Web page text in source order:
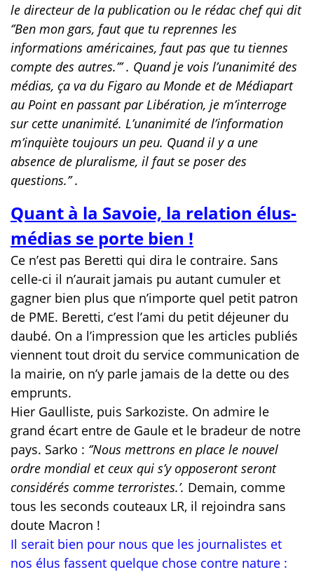
le directeur de la publication ou le rédac chef qui dit
‘’Ben mon gars, faut que tu reprennes les
informations américaines, faut pas que tu tiennes
compte des autres.’’’ . Quand je vois l’unanimité des
médias, ça va du Figaro au Monde et de Médiapart
au Point en passant par Libération, je m’interroge
sur cette unanimité. L’unanimité de l’information
m’inquiète toujours un peu. Quand il y a une
absence de pluralisme, il faut se poser des
questions.’’ .
Quant à la Savoie, la relation élus-
médias se porte bien !
Ce n’est pas Beretti qui dira le contraire. Sans
celle-ci il n’aurait jamais pu autant cumuler et
gagner bien plus que n’importe quel petit patron
de PME. Beretti, c’est l’ami du petit déjeuner du
daubé. On a l’impression que les articles publiés
viennent tout droit du service communication de
la mairie, on n’y parle jamais de la dette ou des
emprunts.
Hier Gaulliste, puis Sarkoziste. On admire le
grand écart entre de Gaule et le bradeur de notre
pays. Sarko : ‘’Nous mettrons en place le nouvel
ordre mondial et ceux qui s’y opposeront seront
considérés comme terroristes.’. Demain, comme
tous les seconds couteaux LR, il rejoindra sans
doute Macron !
Il serait bien pour nous que les journalistes et
nos élus fassent quelque chose contre nature :